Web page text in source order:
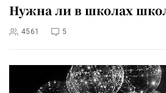
Нужна ли в школах
4561 5